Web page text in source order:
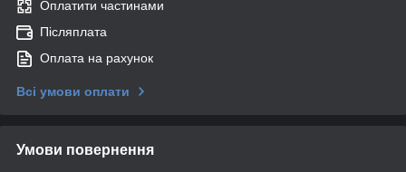
Оплатити частинами
Післяплата
Оплата на рахунок
Всі умови оплати
Умови повернення